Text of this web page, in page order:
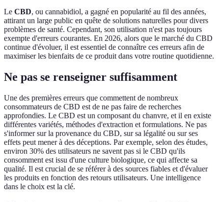
Le CBD, ou cannabidiol, a gagné en popularité au fil des années,
attirant un large public en quête de solutions naturelles pour divers
problèmes de santé. Cependant, son utilisation n'est pas toujours
exempte d'erreurs courantes. En 2026, alors que le marché du CBD
continue d'évoluer, il est essentiel de connaître ces erreurs afin de
maximiser les bienfaits de ce produit dans votre routine quotidienne.
Ne pas se renseigner suffisamment
Une des premières erreurs que commettent de nombreux
consommateurs de CBD est de ne pas faire de recherches
approfondies. Le CBD est un composant du chanvre, et il en existe
différentes variétés, méthodes d'extraction et formulations. Ne pas
s'informer sur la provenance du CBD, sur sa légalité ou sur ses
effets peut mener à des déceptions. Par exemple, selon des études,
environ 30% des utilisateurs ne savent pas si le CBD qu'ils
consomment est issu d'une culture biologique, ce qui affecte sa
qualité. Il est crucial de se référer à des sources fiables et d'évaluer
les produits en fonction des retours utilisateurs. Une intelligence
dans le choix est la clé.